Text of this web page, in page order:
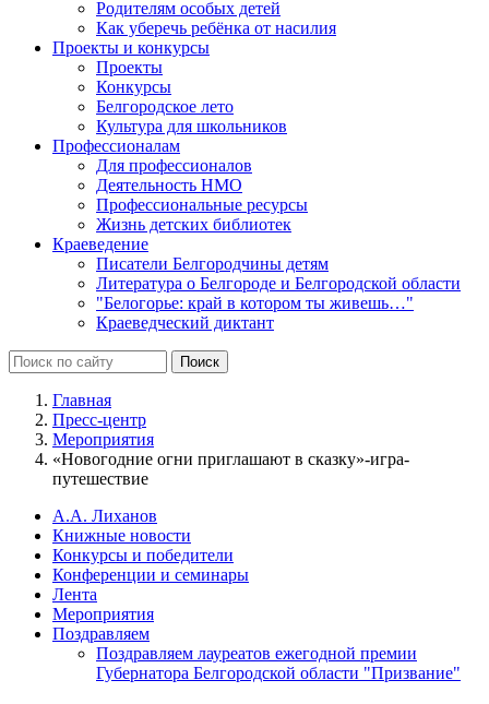
Родителям особых детей
Как уберечь ребёнка от насилия
Проекты и конкурсы
Проекты
Конкурсы
Белгородское лето
Культура для школьников
Профессионалам
Для профессионалов
Деятельность НМО
Профессиональные ресурсы
Жизнь детских библиотек
Краеведение
Писатели Белгородчины детям
Литература о Белгороде и Белгородской области
"Белогорье: край в котором ты живешь…"
Краеведческий диктант
Главная
Пресс-центр
Мероприятия
«Новогодние огни приглашают в сказку»-игра-
путешествие
А.А. Лиханов
Книжные новости
Конкурсы и победители
Конференции и семинары
Лента
Мероприятия
Поздравляем
Поздравляем лауреатов ежегодной премии
Губернатора Белгородской области "Призвание"